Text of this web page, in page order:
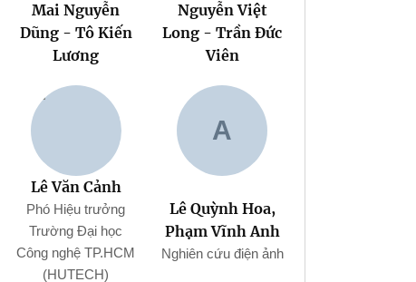
Mai Nguyễn
Dũng - Tô Kiến
Lương
Nguyễn Việt
Long - Trần Đức
Viên
Lê Văn Cảnh
Phó Hiệu trưởng
Trường Đại học
Công nghệ TP.HCM
(HUTECH)
A
Lê Quỳnh Hoa,
Phạm Vĩnh Anh
Nghiên cứu điện ảnh